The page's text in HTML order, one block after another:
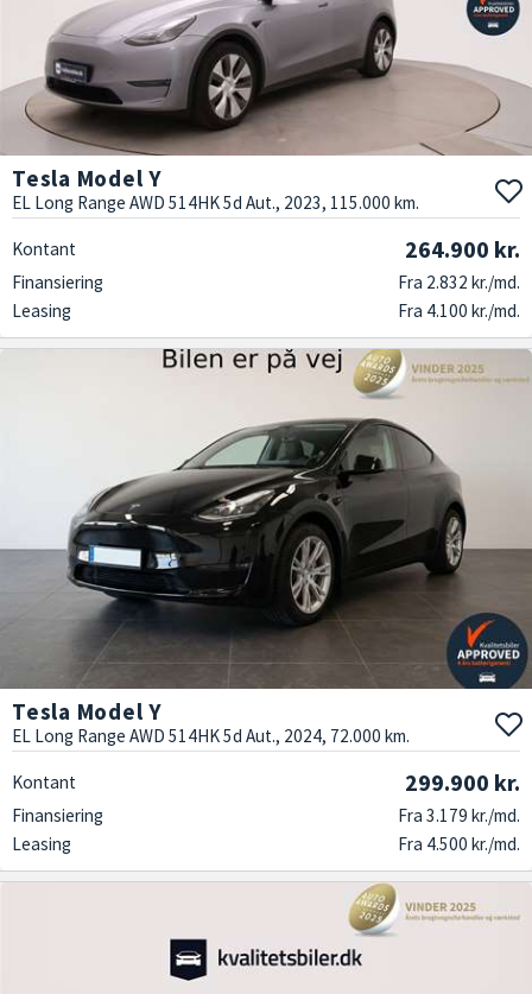
Tesla Model Y
EL Long Range AWD 514HK 5d Aut., 2023, 115.000 km.
Kontant 264.900 kr.
Finansiering
Fra 2.832 kr./md.
Leasing
Fra 4.100 kr./md.
Tesla Model Y
EL Long Range AWD 514HK 5d Aut., 2024, 72.000 km.
Kontant 299.900 kr.
Finansiering
Fra 3.179 kr./md.
Leasing
Fra 4.500 kr./md.